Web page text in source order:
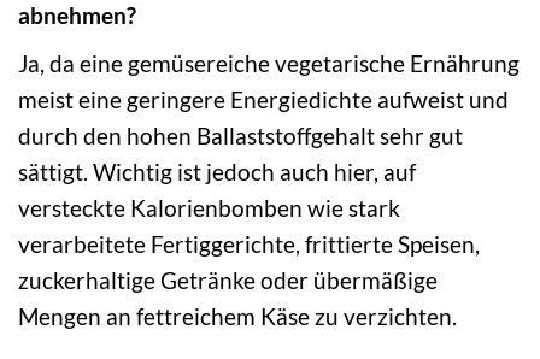
abnehmen?
Ja, da eine gemüsereiche vegetarische Ernährung
meist eine geringere Energiedichte aufweist und
durch den hohen Ballaststoffgehalt sehr gut
sättigt. Wichtig ist jedoch auch hier, auf
versteckte Kalorienbomben wie stark
verarbeitete Fertiggerichte, frittierte Speisen,
zuckerhaltige Getränke oder übermäßige
Mengen an fettreichem Käse zu verzichten.